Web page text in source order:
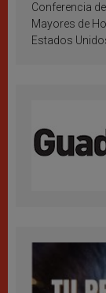
Conferencia
Mayores de
Estados